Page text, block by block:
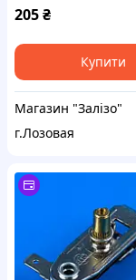
205₴
Купити
Магазин "Залізо"
г.Лозовая